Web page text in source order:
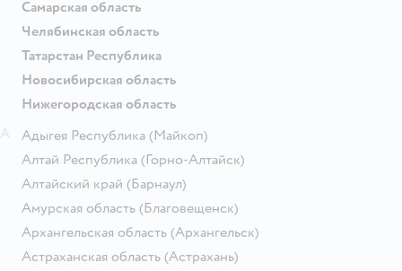
Самарская область
Челябинская область
Татарстан Республика
Новосибирская область
Нижегородская область
Адыгея Республика (Майкоп)
Алтай Республика (Горно-Алтайск)
Алтайский край (Барнаул)
Амурская область (Благовещенск)
Архангельская область (Архангельск)
Астраханская область (Астрахань)